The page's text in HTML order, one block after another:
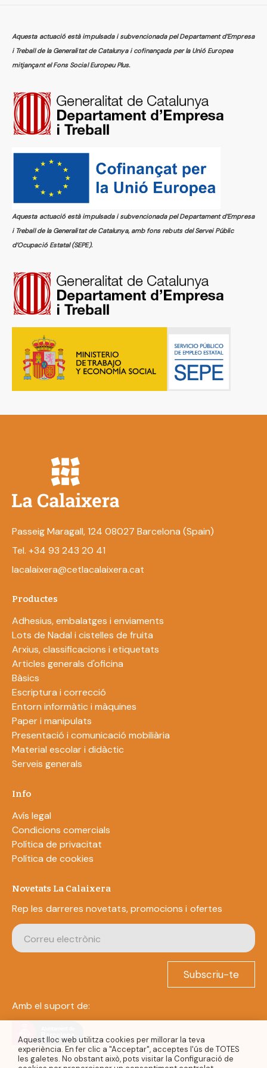
Aquesta actuació està impulsada i subvencionada pel Departament d’Empresa
i Treball de la Generalitat de Catalunya i cofinançada per la Unió Europea
mitjançant el Fons Social Europeu Plus.
Aquesta actuació està impulsada i subvencionada pel Departament d’Empresa
i Treball de la Generalitat de Catalunya, amb fons rebuts del Servei Públic
d’Ocupació Estatal (SEPE).
Passeig Maragall, 124 08027 Barcelona (Spain)
Tel. +34 93 243 20 41
lacalaixera@cetlacalaixera.cat
Productes
Adhesius, embalatges i enviaments
Lots de Nadal i cistelles de fruita
Arxius, classificacions i etiquetats
Articles generals d'oficina
Bàsics
Escriptura i correcció
Entorn informàtic i màquines
Paper i manipulats
Presentació i comunicació mobiliària
Material escolar i didàctic
Serveis generals
Info
Avís legal
Condicions comercials
Política de privacitat
Política de cookies
Novetats La Calaixera
Rep les darreres novetats, promocions i ofertes
Subscriu-te
Amb el suport de:
Aquest lloc web utilitza cookies per millorar la teva
experiència. En fer clic a "Acceptar", acceptes l'ús de TOTES
les galetes. No obstant això, pots visitar la Configuració de